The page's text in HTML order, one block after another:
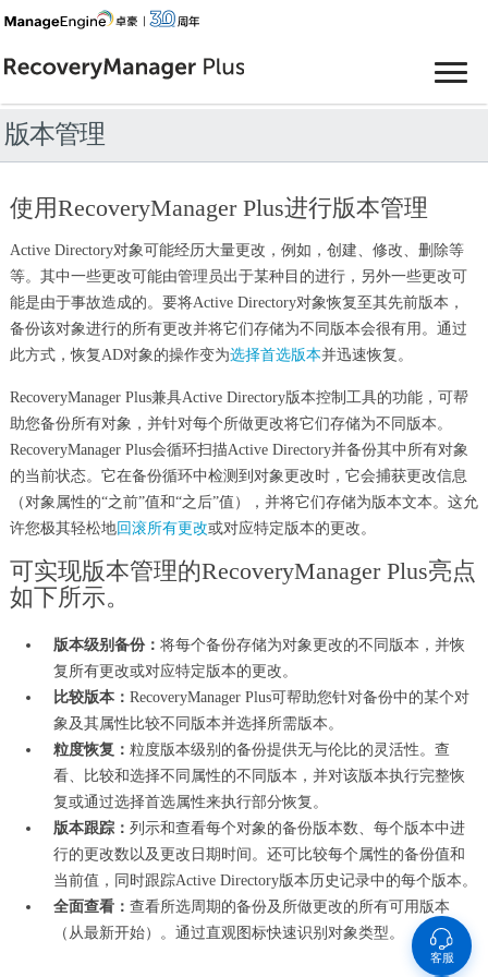
版本管理
使用RecoveryManager Plus进行版本管理
Active Directory对象可能经历大量更改，例如，创建、修改、删除等
等。其中一些更改可能由管理员出于某种目的进行，另外一些更改可
能是由于事故造成的。要将Active Directory对象恢复至其先前版本，
备份该对象进行的所有更改并将它们存储为不同版本会很有用。通过
此方式，恢复AD对象的操作变为选择首选版本并迅速恢复。
RecoveryManager Plus兼具Active Directory版本控制工具的功能，可帮
助您备份所有对象，并针对每个所做更改将它们存储为不同版本。
RecoveryManager Plus会循环扫描Active Directory并备份其中所有对象
的当前状态。它在备份循环中检测到对象更改时，它会捕获更改信息
（对象属性的“之前”值和“之后”值），并将它们存储为版本文本。这允
许您极其轻松地回滚所有更改或对应特定版本的更改。
可实现版本管理的RecoveryManager Plus亮点
如下所示。
版本级别备份： 将每个备份存储为对象更改的不同版本，并恢
复所有更改或对应特定版本的更改。
比较版本： RecoveryManager Plus可帮助您针对备份中的某个对
象及其属性 比较不同版本并选择所需版本。
粒度恢复： 粒度版本级别的备份提供无与伦比的灵活性。查
看、比较和选择不同属性的不同版本，并对该版本执行完整恢
复或通过选择首选属性来执行部分恢复。
版本跟踪： 列示和查看每个对象的备份版本数、每个版本中进
行的更改数以及更改日期时间。还可比较每个属性的备份值和
当前值，同时跟踪Active Directory版本历史记录中的每个版本。
全面查看： 查看所选周期的备份及所做更改的所有可用版本
（从最新开始）。通过直观图标快速识别对象类型。
客服